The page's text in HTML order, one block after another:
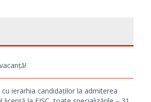
ierarhia candidaților la admiterea